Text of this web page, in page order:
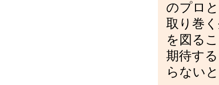
のプロ
取り巻
を図る
期待す
らない